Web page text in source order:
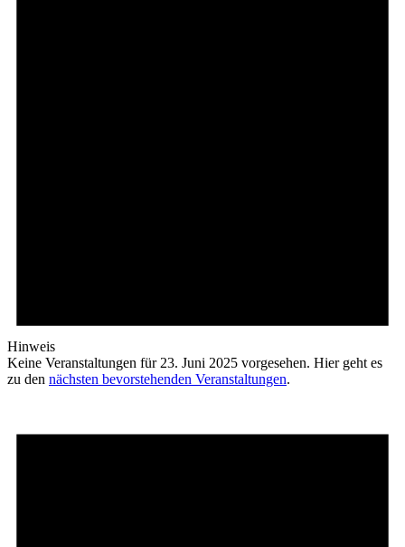
Hinweis
Keine Veranstaltungen für 23. Juni 2025 vorgesehen. Hier geht es
zu den nächsten bevorstehenden Veranstaltungen.